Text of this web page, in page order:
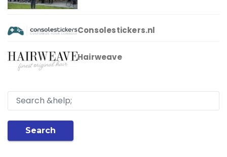
Consolestickers.nl
Hairweave
Search